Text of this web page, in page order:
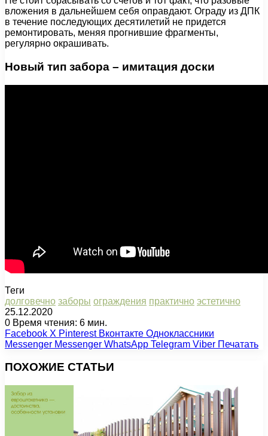
вложения в дальнейшем себя оправдают. Ограду из ДПК
в течение последующих десятилетий не придется
ремонтировать, меняя прогнившие фрагменты,
регулярно окрашивать.
Новый тип забора – имитация доски
Теги
долговечно заборы ограждения практично эстетично
25.12.2020
0 Время чтения: 6 мин.
Facebook X Pinterest Вконтакте Одноклассники
Messenger Messenger WhatsApp Telegram Viber Печатать
ПОХОЖИЕ СТАТЬИ